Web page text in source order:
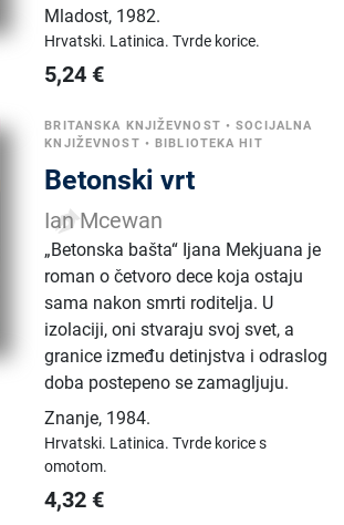
Mladost, 1982.
Hrvatski. Latinica.Tvrde korice.
5,24 €
BRITANSKA KNJIŽEVNOST •SOCIJALNA
KNJIŽEVNOST •BIBLIOTEKA HIT
Betonski vrt
Ian Mcewan
„Betonska bašta“ Ijana Mekjuana je
roman o četvoro dece koja ostaju
sama nakon smrti roditelja. U
izolaciji, oni stvaraju svoj svet, a
granice između detinjstva i odraslog
doba postepeno se zamagljuju.
Znanje, 1984.
Hrvatski. Latinica.Tvrde korice s
omotom.
4,32 €